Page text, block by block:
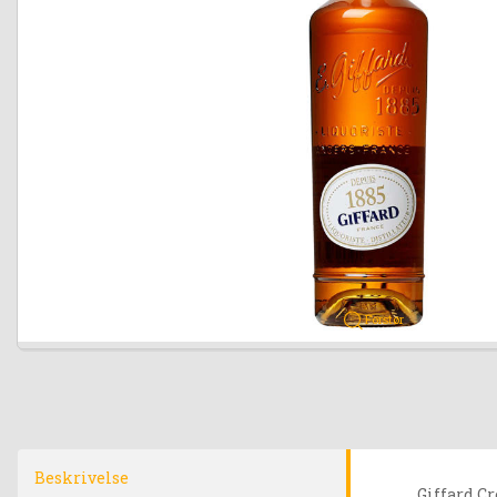
Forstør
Beskrivelse